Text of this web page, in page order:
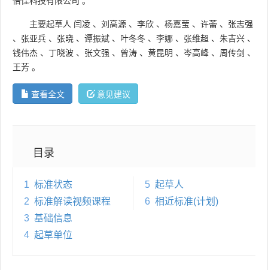
主要起草人 闫凌 、 刘高源 、 李欣 、 杨嘉莹 、 许蕾 、 张志强
、 张亚兵 、 张晓 、 谭振斌 、 叶冬冬 、 李娜 、 张维超 、 朱吉兴 、
钱伟杰 、 丁晓波 、 张文强 、 曾涛 、 黄昆明 、 岑高峰 、 周传剑 、
王芳 。
查看全文 意见建议
目录
1 标准状态
2 标准解读视频课程
3 基础信息
4 起草单位
5 起草人
6 相近标准(计划)